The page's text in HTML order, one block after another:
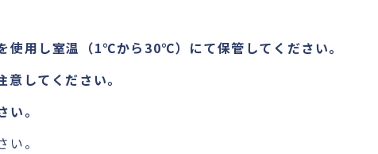
使用し室温（1℃から30℃）にて保管してください。
してください。
。
。